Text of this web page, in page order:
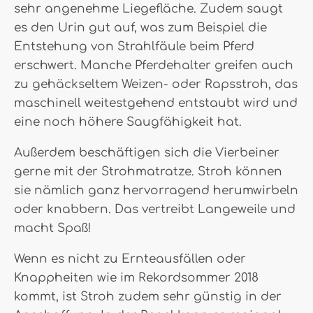
sehr angenehme Liegefläche. Zudem saugt
es den Urin gut auf, was zum Beispiel die
Entstehung von Strahlfäule beim Pferd
erschwert. Manche Pferdehalter greifen auch
zu gehäckseltem Weizen- oder Rapsstroh, das
maschinell weitestgehend entstaubt wird und
eine noch höhere Saugfähigkeit hat.
Außerdem beschäftigen sich die Vierbeiner
gerne mit der Strohmatratze. Stroh können
sie nämlich ganz hervorragend herumwirbeln
oder knabbern. Das vertreibt Langeweile und
macht Spaß!
Wenn es nicht zu Ernteausfällen oder
Knappheiten wie im Rekordsommer 2018
kommt, ist Stroh zudem sehr günstig in der